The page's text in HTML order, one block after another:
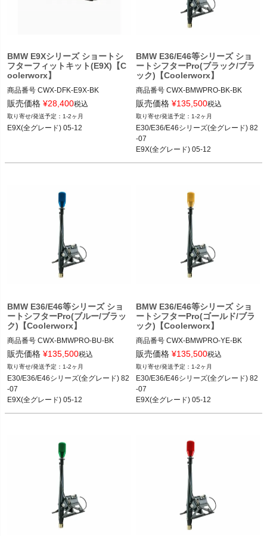
BMW E9Xシリーズ ショートシ
フターフィットキット(E9X)【C
oolerworx】
商品番号 CWX-DFK-E9X-BK
CWX-DFK-E9X-BK
販売価格 ¥28,400税込
1-2ヶ月
E9X(全グレード) 05-12
BMW E36/E46等シリーズ ショ
ートシフターPro(ブラック/ブラ
ック)【Coolerworx】
商品番号 CWX-BMWPRO-BK-BK
販売価格 ¥135,500税込
1-2ヶ月
E30/E36/E46シリーズ(全グレード) 82
-07
E9X(全グレード) 05-12
BMW E36/E46等シリーズ ショ
ートシフターPro(ブルー/ブラッ
ク)【Coolerworx】
商品番号 CWX-BMWPRO-BU-BK
販売価格 ¥135,500税込
1-2ヶ月
E30/E36/E46シリーズ(全グレード) 82
-07
E9X(全グレード) 05-12
BMW E36/E46等シリーズ ショ
ートシフターPro(ゴールド/ブラ
ック)【Coolerworx】
商品番号 CWX-BMWPRO-YE-BK
販売価格 ¥135,500税込
1-2ヶ月
E30/E36/E46シリーズ(全グレード) 82
-07
E9X(全グレード) 05-12